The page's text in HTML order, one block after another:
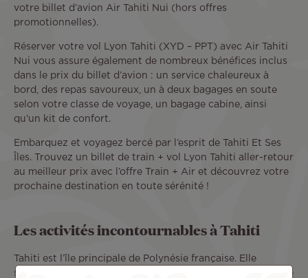
votre billet d’avion Air Tahiti Nui (hors offres
promotionnelles).
Réserver votre vol Lyon Tahiti (XYD – PPT) avec Air Tahiti
Nui vous assure également de nombreux bénéfices inclus
dans le prix du billet d’avion : un service chaleureux à
bord, des repas savoureux, un à deux bagages en soute
selon votre classe de voyage, un bagage cabine, ainsi
qu’un kit de confort.
Embarquez et voyagez bercé par l’esprit de Tahiti Et Ses
Îles. Trouvez un billet de train + vol Lyon Tahiti aller-retour
au meilleur prix avec l’offre Train + Air et découvrez votre
prochaine destination en toute sérénité !
Les activités incontournables à Tahiti
Tahiti est l’île principale de Polynésie française. Elle
surprend par la variété de ses paysages : du centre-ville de